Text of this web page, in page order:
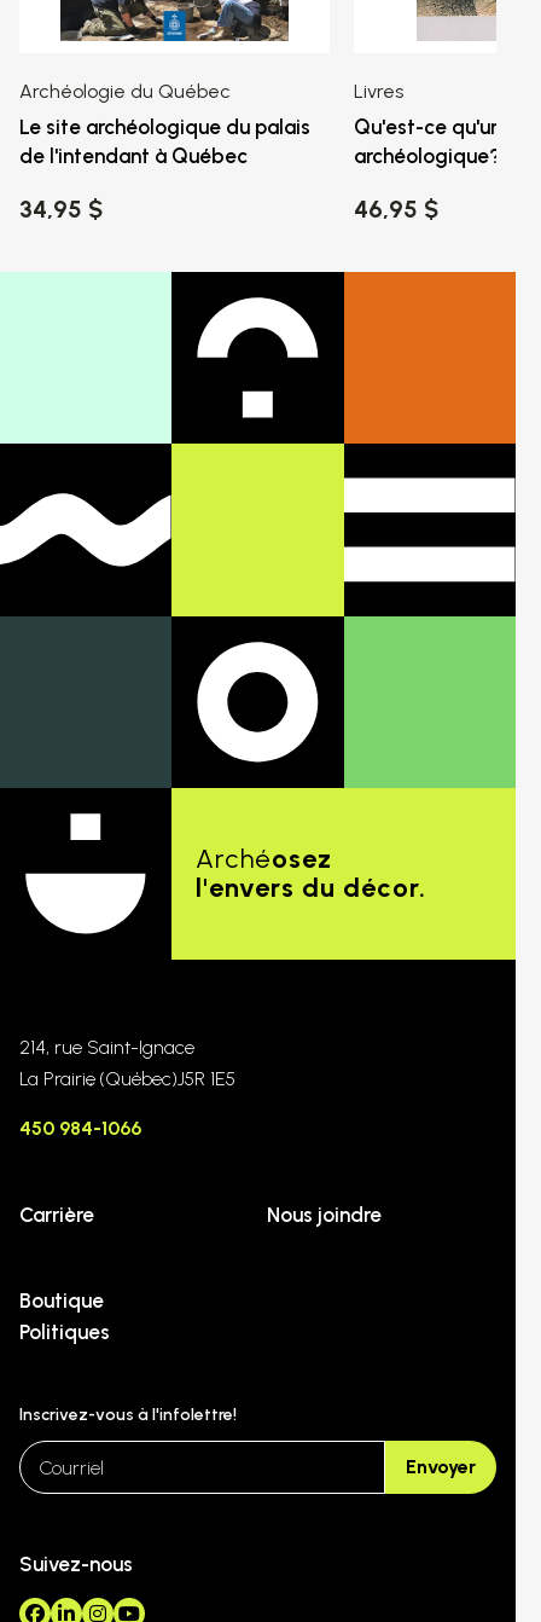
Archéologie du Québec
Le site archéologique du palais
de l'intendant à Québec
34,95 $
Livres
Qu'est-ce qu'un fait
archéologique?
46,95 $
Archéosez
l'envers du décor.
214, rue Saint-Ignace
La Prairie (Québec)J5R 1E5
450 984-1066
Carrière Nous joindre
Boutique
Politiques
Inscrivez-vous à l'infolettre!
email
Envoyer
Suivez-nous